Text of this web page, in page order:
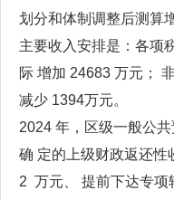
划分和体制调整后测算
主要收入安排是：各项
际 增加 24683 万元；
减少 1394万元。
2024 年，区级一般公
确 定的上级财政返还性
2 万元、 提前下达专项